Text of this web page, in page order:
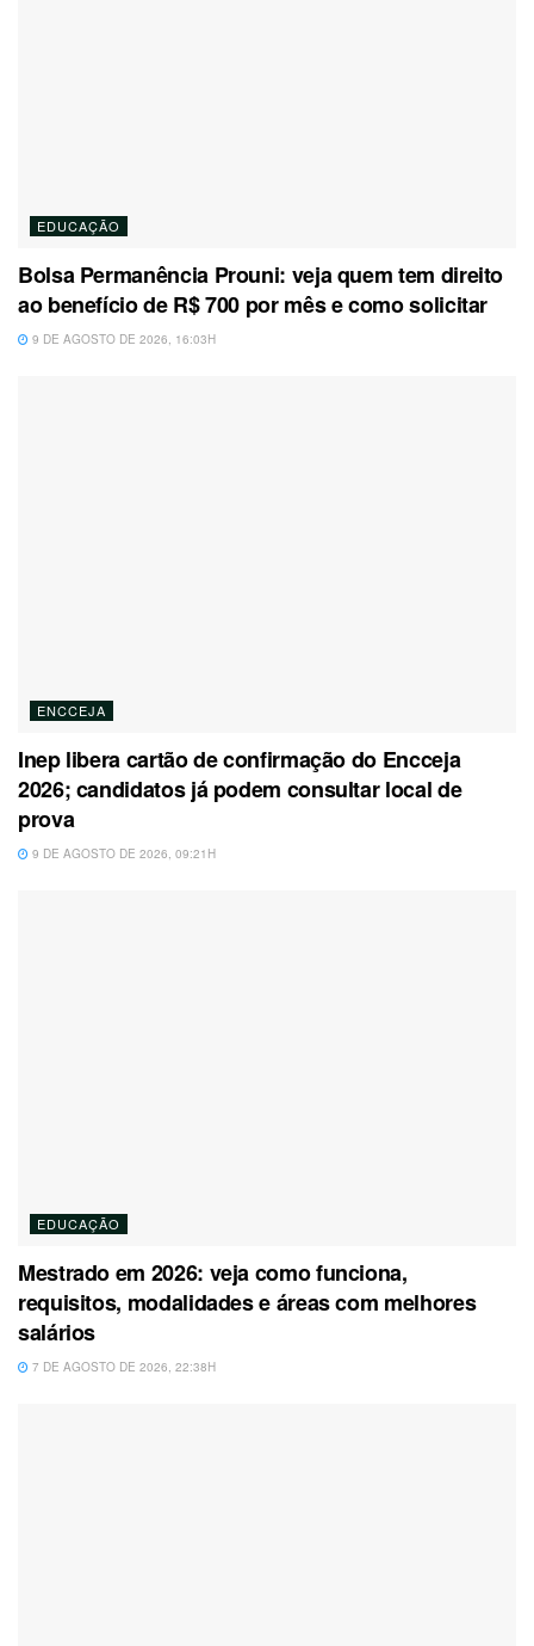
EDUCAÇÃO
Bolsa Permanência Prouni: veja quem tem direito
ao benefício de R$ 700 por mês e como solicitar
9 DE AGOSTO DE 2026, 16:03H
ENCCEJA
Inep libera cartão de confirmação do Encceja
2026; candidatos já podem consultar local de
prova
9 DE AGOSTO DE 2026, 09:21H
EDUCAÇÃO
Mestrado em 2026: veja como funciona,
requisitos, modalidades e áreas com melhores
salários
7 DE AGOSTO DE 2026, 22:38H